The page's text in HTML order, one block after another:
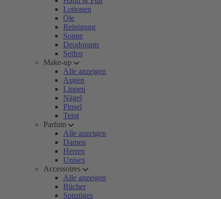
Lotionen
Öle
Reinigung
Sonne
Deodorants
Seifen
Make-up
Alle anzeigen
Augen
Lippen
Nägel
Pinsel
Teint
Parfum
Alle anzeigen
Damen
Herren
Unisex
Accessoires
Alle anzeigen
Bücher
Sonstiges